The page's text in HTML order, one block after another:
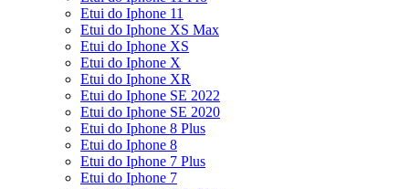
Etui do Iphone 11
Etui do Iphone XS Max
Etui do Iphone XS
Etui do Iphone X
Etui do Iphone XR
Etui do Iphone SE 2022
Etui do Iphone SE 2020
Etui do Iphone 8 Plus
Etui do Iphone 8
Etui do Iphone 7 Plus
Etui do Iphone 7